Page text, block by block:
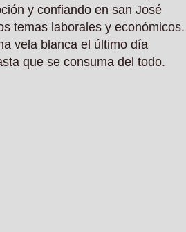
y confiando en san José
temas laborales y económicos.
vela blanca el último día
que se consuma del todo.